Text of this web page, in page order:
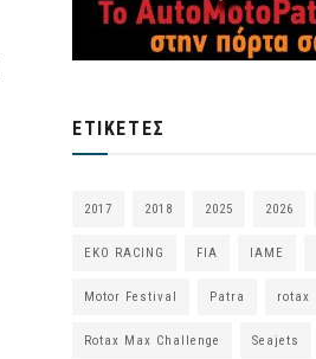
ΕΤΙΚΈΤΕΣ
2017 2018 2025 2026
EKO RACING FIA IAME
Motor Festival Patra rotax
Rotax Max Challenge Seajets